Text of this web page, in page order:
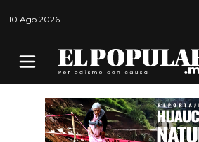
10 Ago 2026